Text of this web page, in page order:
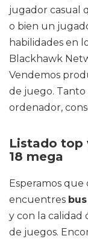
jugador casual
o bien un
habilidades en
Blackhawk
Vendemos
de juego. Tanto
ordenador,
Listado top
18 mega
Esperamos
encuentres
y con la calidad
de juegos.